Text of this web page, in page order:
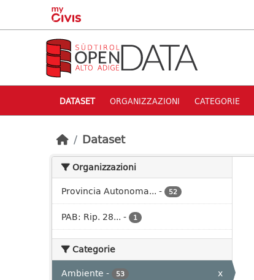
Skip to main content
DATASET ORGANIZZAZIONI CATEGORIE
Dataset
Organizzazioni
Provincia Autonoma... - 52
PAB: Rip. 28... - 1
Categorie
Ambiente - 53 x